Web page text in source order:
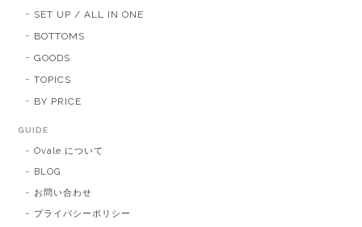
SET UP / ALL IN ONE
BOTTOMS
GOODS
TOPICS
BY PRICE
GUIDE
Ovale.について
BLOG
お問い合わせ
プライバシーポリシー